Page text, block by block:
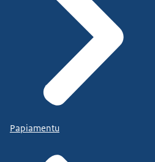
Papiamentu